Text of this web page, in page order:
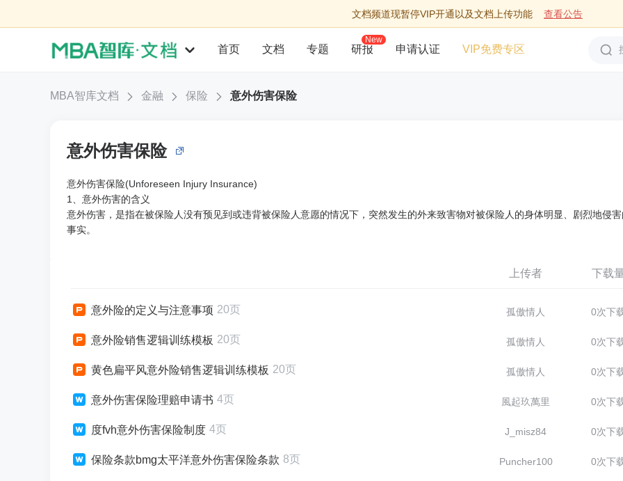
文档频道现暂停VIP开通以及文档上传功能 查看公告
首页 文档 专题 研报
New
申请认证 VIP免费专区
MBA智库文档 金融 保险 意外伤害保险
意外伤害保险
意外伤害保险(Unforeseen Injury Insurance)
1、意外伤害的含义
意外伤害，是指在被保险人没有预见到或违背被保险人意愿的情况下，突然发生的外来致害物对被保险人的身体明显、剧烈地侵
事实。
上传者 下载
意外险的定义与注意事项 20页 孤傲情人 0次下
意外险销售逻辑训练模板 20页 孤傲情人 0次下
黄色扁平风意外险销售逻辑训练模板 20页 孤傲情人 0次下
意外伤害保险理赔申请书 4页 風起玖萬里 0次下
度fvh意外伤害保险制度 4页 J_misz84 0次下
保险条款bmg太平洋意外伤害保险条款 8页 Puncher100 0次下